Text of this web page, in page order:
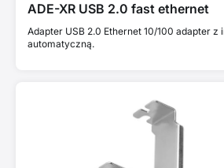
ADE-XR USB 2.0 fast ethernet
Adapter USB 2.0 Ethernet 10/100 adapter z
automatyczną.